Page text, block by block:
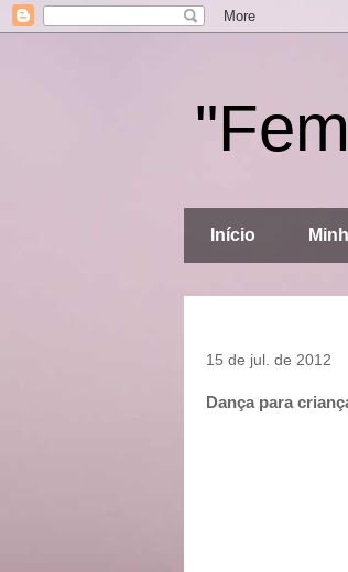
Início
15 de jul. de 2012
Dança para